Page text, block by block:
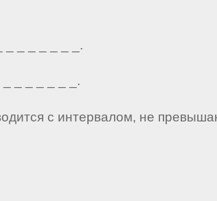
_ _ _ _ _ _ _.
_ _ _ _ _ _.
с интервалом, не